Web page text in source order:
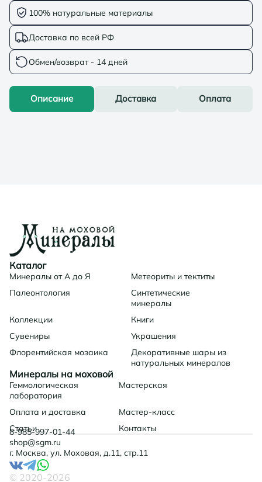
100% натуральные материалы
Доставка по всей РФ
Обмен/возврат - 14 дней
Описание Доставка Оплата
Каталог
Минералы от А до Я
Метеориты и тектиты
Палеонтология
Синтетические
минералы
Коллекции
Книги
Сувениры
Украшения
Флорентийская мозаика
Декоративные шары из
натуральных минералов
Минералы на моховой
Геммологическая
лаборатория
Мастерская
Оплата и доставка
Мастер-класс
Статьи
Контакты
© 2020-2026
8-985-997-01-44
shop@sgm.ru
г. Москва, ул. Моховая, д.11, стр.11